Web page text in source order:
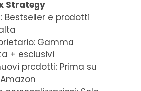
Strategy
Bestseller e prodotti
Gamma
+ esclusivi
prodotti: Prima su